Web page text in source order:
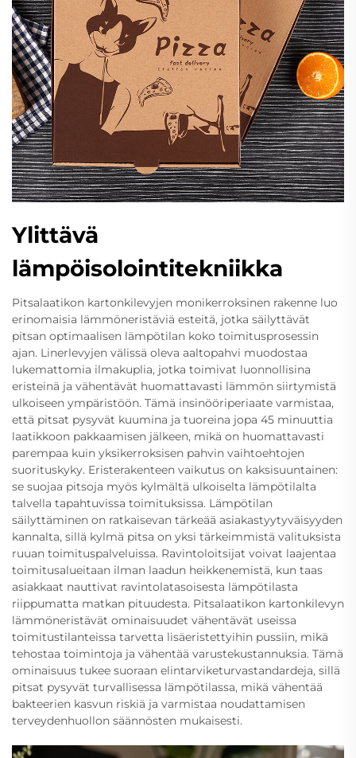
Ylittävä
lämpöisolointitekniikka
Pitsalaatikon kartonkilevyjen monikerroksinen rakenne luo
erinomaisia lämmöneristäviä esteitä, jotka säilyttävät
pitsan optimaalisen lämpötilan koko toimitusprosessin
ajan. Linerlevyjen välissä oleva aaltopahvi muodostaa
lukemattomia ilmakuplia, jotka toimivat luonnollisina
eristeinä ja vähentävät huomattavasti lämmön siirtymistä
ulkoiseen ympäristöön. Tämä insinööriperiaate varmistaa,
että pitsat pysyvät kuumina ja tuoreina jopa 45 minuuttia
laatikkoon pakkaamisen jälkeen, mikä on huomattavasti
parempaa kuin yksikerroksisen pahvin vaihtoehtojen
suorituskyky. Eristerakenteen vaikutus on kaksisuuntainen:
se suojaa pitsoja myös kylmältä ulkoiselta lämpötilalta
talvella tapahtuvissa toimituksissa. Lämpötilan
säilyttäminen on ratkaisevan tärkeää asiakastyytyväisyyden
kannalta, sillä kylmä pitsa on yksi tärkeimmistä valituksista
ruuan toimituspalveluissa. Ravintoloitsijat voivat laajentaa
toimitusalueitaan ilman laadun heikkenemistä, kun taas
asiakkaat nauttivat ravintolatasoisesta lämpötilasta
riippumatta matkan pituudesta. Pitsalaatikon kartonkilevyn
lämmöneristävät ominaisuudet vähentävät useissa
toimitustilanteissa tarvetta lisäeristettyihin pussiin, mikä
tehostaa toimintoja ja vähentää varustekustannuksia. Tämä
ominaisuus tukee suoraan elintarviketurvastandardeja, sillä
pitsat pysyvät turvallisessa lämpötilassa, mikä vähentää
bakteerien kasvun riskiä ja varmistaa noudattamisen
terveydenhuollon säännösten mukaisesti.